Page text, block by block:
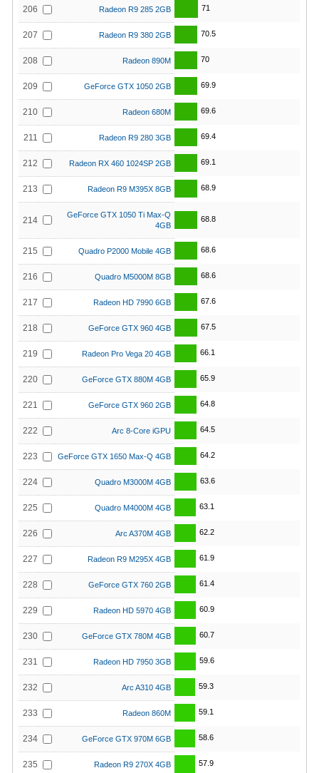
206 Radeon R9 285 2GB 71
207 Radeon R9 380 2GB 70.5
208 Radeon 890M 70
209 GeForce GTX 1050 2GB 69.9
210 Radeon 680M 69.6
211 Radeon R9 280 3GB 69.4
212 Radeon RX 460 1024SP 2GB 69.1
213 Radeon R9 M395X 8GB 68.9
214
GeForce GTX 1050 Ti Max-Q
4GB
68.8
215 Quadro P2000 Mobile 4GB 68.6
216 Quadro M5000M 8GB 68.6
217 Radeon HD 7990 6GB 67.6
218 GeForce GTX 960 4GB 67.5
219 Radeon Pro Vega 20 4GB 66.1
220 GeForce GTX 880M 4GB 65.9
221 GeForce GTX 960 2GB 64.8
222 Arc 8-Core iGPU 64.5
223 GeForce GTX 1650 Max-Q 4GB 64.2
224 Quadro M3000M 4GB 63.6
225 Quadro M4000M 4GB 63.1
226 Arc A370M 4GB 62.2
227 Radeon R9 M295X 4GB 61.9
228 GeForce GTX 760 2GB 61.4
229 Radeon HD 5970 4GB 60.9
230 GeForce GTX 780M 4GB 60.7
231 Radeon HD 7950 3GB 59.6
232 Arc A310 4GB 59.3
233 Radeon 860M 59.1
234 GeForce GTX 970M 6GB 58.6
235 Radeon R9 270X 4GB 57.9